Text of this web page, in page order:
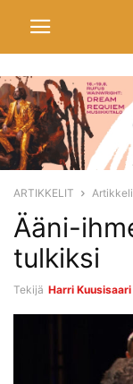
ARTIKKELIT
Ääni-
tulkiksi
Tekijä Harri Kuusisaari